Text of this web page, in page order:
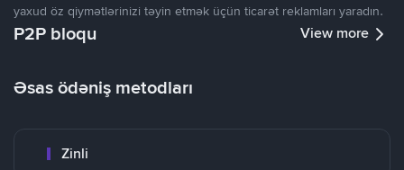
yaxud öz qiymətlərinizi təyin etmək üçün ticarət reklamları yaradın.
P2P bloqu View more
Əsas ödəniş metodları
Zinli